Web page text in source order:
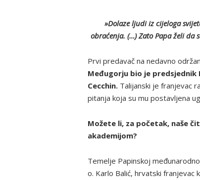
»Dolaze ljudi iz cijeloga
obraćenja. (…) Zato Papa želi da
Prvi predavač na nedavno
Međugorju bio je predsjednik
Cecchin. Talijanski je franjevac
pitanja koja su mu postavljena
Možete li, za početak, naše
akademijom?
Temelje Papinskoj
o. Karlo Balić, hrvatski franjevac